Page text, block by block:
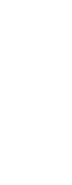
столов и